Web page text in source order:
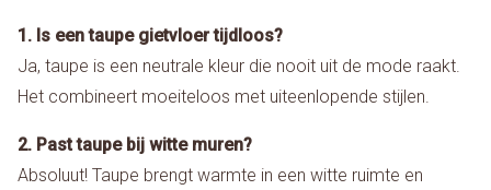
1. Is een taupe gietvloer tijdloos?
Ja, taupe is een neutrale kleur die nooit uit de mode raakt.
Het combineert moeiteloos met uiteenlopende stijlen.
2. Past taupe bij witte muren?
Absoluut! Taupe brengt warmte in een witte ruimte en